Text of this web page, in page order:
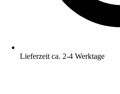
Lieferzeit ca. 2-4 Werktage